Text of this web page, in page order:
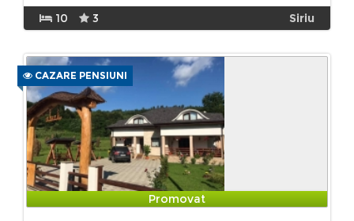
10 3 Siriu
CAZARE PENSIUNI
Promovat